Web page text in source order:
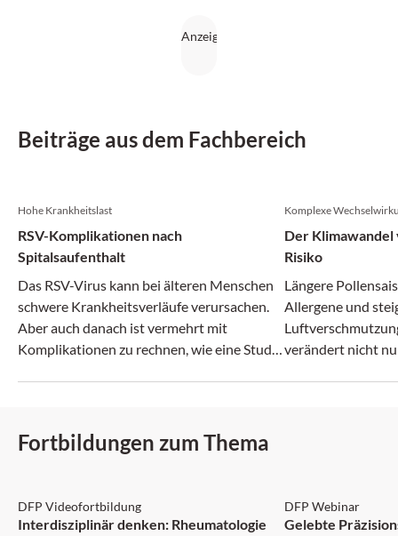
Beiträge aus dem Fachbereich
Hohe Krankheitslast
RSV-Komplikationen nach
Spitalsaufenthalt
Das RSV-Virus kann bei älteren Menschen
schwere Krankheitsverläufe verursachen.
Aber auch danach ist vermehrt mit
Komplikationen zu rechnen, wie eine Studie
Komplexe
Der
Risiko
Längere
Allergene und
verändert nicht
Fortbildungen zum Thema
DFP Videofortbildung
Interdisziplinär denken: Rheumatologie
DFP Webinar
Gelebte